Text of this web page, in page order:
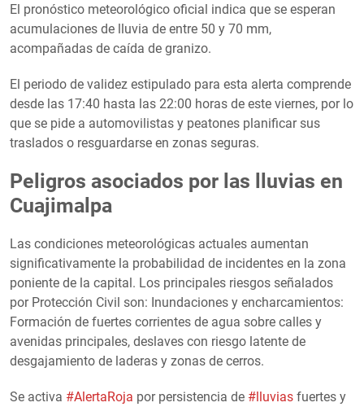
El pronóstico meteorológico oficial indica que se esperan
acumulaciones de lluvia de entre 50 y 70 mm,
acompañadas de caída de granizo.
El periodo de validez estipulado para esta alerta comprende
desde las 17:40 hasta las 22:00 horas de este viernes, por lo
que se pide a automovilistas y peatones planificar sus
traslados o resguardarse en zonas seguras.
Peligros asociados por las lluvias en
Cuajimalpa
Las condiciones meteorológicas actuales aumentan
significativamente la probabilidad de incidentes en la zona
poniente de la capital. Los principales riesgos señalados
por Protección Civil son: Inundaciones y encharcamientos:
Formación de fuertes corrientes de agua sobre calles y
avenidas principales, deslaves con riesgo latente de
desgajamiento de laderas y zonas de cerros.
Se activa #AlertaRoja por persistencia de #lluvias fuertes y